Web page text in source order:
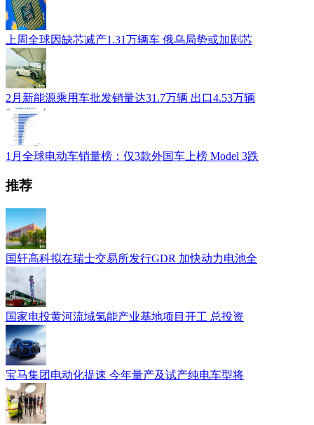
上周全球因缺芯减产1.31万辆车 俄乌局势或加剧芯
2月新能源乘用车批发销量达31.7万辆 出口4.53万辆
1月全球电动车销量榜：仅3款外国车上榜 Model 3跌
推荐
国轩高科拟在瑞士交易所发行GDR 加快动力电池全
国家电投黄河流域氢能产业基地项目开工 总投资
宝马集团电动化提速 今年量产及试产纯电车型将